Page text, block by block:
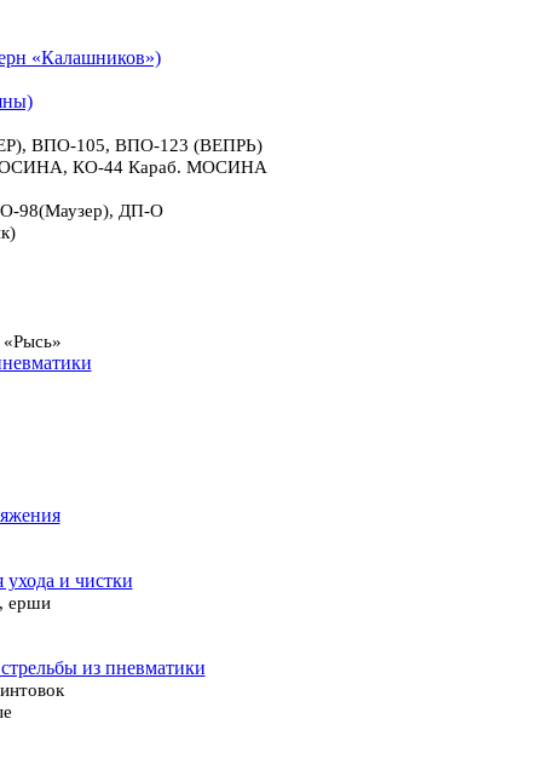
«Калашников»)
ВПО-105, ВПО-123 (ВЕПРЬ)
КО-44 Караб. МОСИНА
98(Маузер), ДП-О
ухода и чистки
ерши
из пневматики